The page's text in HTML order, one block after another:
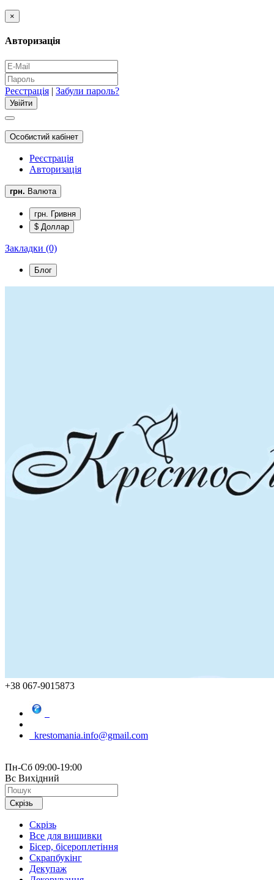
×
Авторизація
Реєстрація | Забули пароль?
Особистий кабінет
Реєстрація
Авторизація
грн. Валюта
грн. Гривня
$ Доллар
Закладки (0)
Блог
+38 067-9015873
krestomania.info@gmail.com
Пн-Сб 09:00-19:00
Вс Вихідний
Скрізь
Скрізь
Все для вишивки
Бісер, бісероплетіння
Скрапбукінг
Декупаж